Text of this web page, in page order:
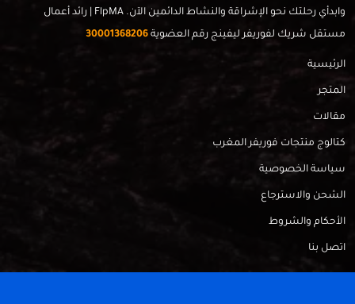
وابدأي رحلتك نحو الإشراقة والنشاط الدائمين الآن. FlpMA | رائد أعمال
مستقل شريك لفوريفر ليفينج رقم العضوية 30001368206
الرئيسية
المتجر
مقالات
كتالوج منتجات فوريفر المغرب
سياسة الخصوصية
الشحن والاسترجاع
الأحكام والشروط
اتصل بنا